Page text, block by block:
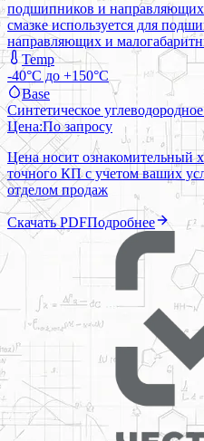
подшипников и
смазке используется для
направляющих и
Temp
-40°C до +150°C
Base
Синтетическое
Цена:По запросу
Цена носит ознакомительный
точного КП с учетом ваших
отделом продаж
Скачать PDFПодробнее